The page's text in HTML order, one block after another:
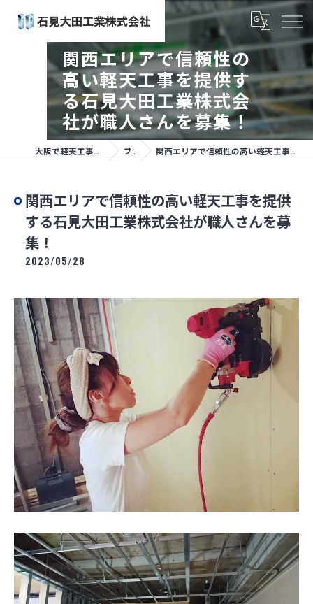
関西エリアで信頼性の
高い軽天工事を提供す
る石見大田工業株式会
社が職人さんを募集！
大阪で軽天工事なら石見大田工業株式会社 ブログ 関西エリアで信頼性の高い軽天工事を提供する石見大田工業株式会社が職人さんを募集！
関西エリアで信頼性の高い軽天工事を提供
する石見大田工業株式会社が職人さんを募
集！
2023/05/28